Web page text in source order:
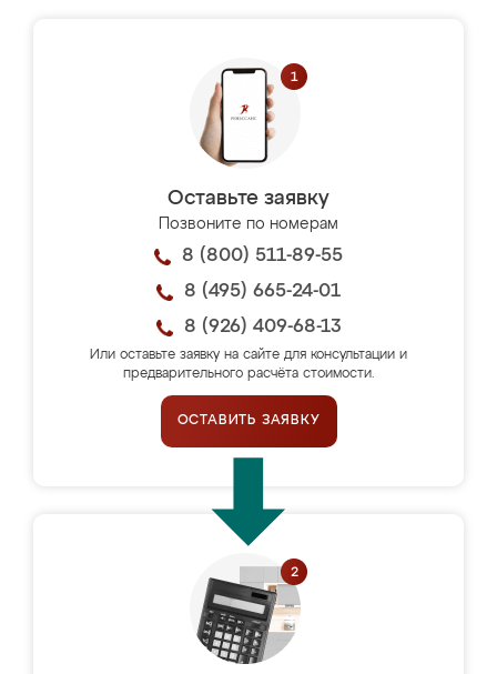
Оставьте заявку
Позвоните по номерам
8 (800) 511-89-55
8 (495) 665-24-01
8 (926) 409-68-13
Или оставьте заявку на сайте для консультации и
предварительного расчёта стоимости.
ОСТАВИТЬ ЗАЯВКУ